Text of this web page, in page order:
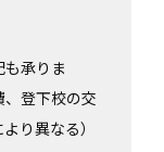
承りま
登下校の交
り異なる）